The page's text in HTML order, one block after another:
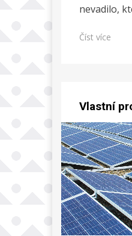
nevadilo,
Číst více
Vlastní